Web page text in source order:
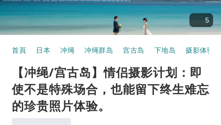
5
首頁 日本 冲绳 冲绳群岛 宫古岛 下地岛 摄影体验
【冲绳/宫古岛】情侣摄影计划：即
使不是特殊场合，也能留下终生难忘
的珍贵照片体验。